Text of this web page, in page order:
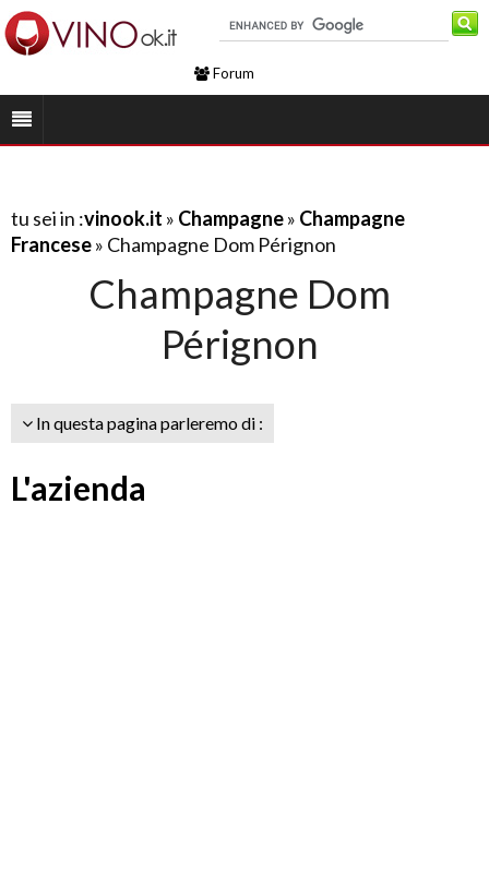
Forum
tu sei in :vinook.it » Champagne» Champagne
Francese» Champagne Dom Pérignon
Champagne Dom
Pérignon
In questa pagina parleremo di :
L'azienda